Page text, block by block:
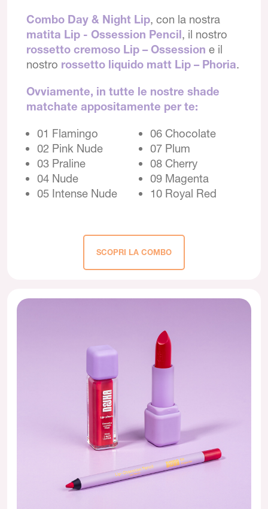
Combo Day & Night Lip, con la nostra
matita Lip - Ossession Pencil, il nostro
rossetto cremoso Lip – Ossession e il
nostro rossetto liquido matt Lip – Phoria.
Ovviamente, in tutte le nostre shade
matchate appositamente per te:
01 Flamingo
02 Pink Nude
03 Praline
04 Nude
05 Intense Nude
06 Chocolate
07 Plum
08 Cherry
09 Magenta
10 Royal Red
SCOPRI LA COMBO